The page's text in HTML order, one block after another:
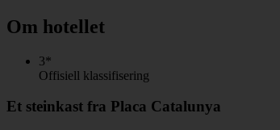
Om hotellet
3*
Offisiell klassifisering
Et steinkast fra Placa Catalunya